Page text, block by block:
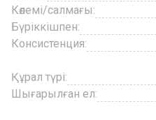
Көлемі/салмағы:
Бүріккішпен:
Консистенция:
Құрал түрі:
Шығарылған ел: